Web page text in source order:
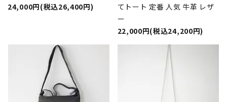
24,000円(税込26,400円)
てトート 定番 人気 牛革 レザ
ー
22,000円(税込24,200円)